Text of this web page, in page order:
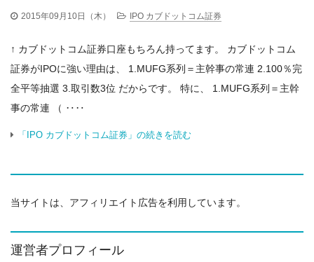
2015年09月10日（木） IPO カブドットコム証券
↑ カブドットコム証券口座もちろん持ってます。 カブドットコム
証券がIPOに強い理由は、 1.MUFG系列＝主幹事の常連 2.100％完
全平等抽選 3.取引数3位 だからです。 特に、 1.MUFG系列＝主幹
事の常連 （ ‥‥
「IPO カブドットコム証券」の続きを読む
当サイトは、アフィリエイト広告を利用しています。
運営者プロフィール